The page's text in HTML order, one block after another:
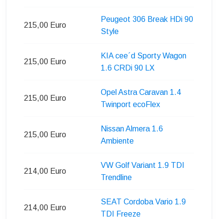
215,00 Euro
Peugeot 306 Break HDi 90
Style
215,00 Euro
KIA cee´d Sporty Wagon
1.6 CRDi 90 LX
215,00 Euro
Opel Astra Caravan 1.4
Twinport ecoFlex
215,00 Euro
Nissan Almera 1.6
Ambiente
214,00 Euro
VW Golf Variant 1.9 TDI
Trendline
214,00 Euro
SEAT Cordoba Vario 1.9
TDI Freeze